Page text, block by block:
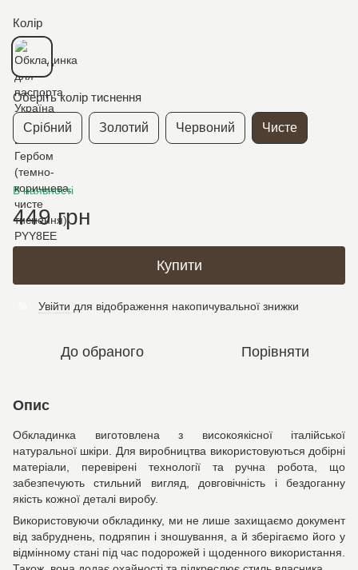
Колір
Оберіть колір тиснення
Срібний Золотий Червоний Чисте
В наявності
449 грн
Купити
Увійти для відображення накопичувальної знижки
До обраного Порівняти
Опис
Обкладинка виготовлена з високоякісної італійської
натуральної шкіри. Для виробництва використовуються добірні
матеріали, перевірені технології та ручна робота, що
забезпечують стильний вигляд, довговічність і бездоганну
якість кожної деталі виробу.
Використовуючи обкладинку, ми не лише захищаємо документ
від забруднень, подряпин і зношування, а й зберігаємо його у
відмінному стані під час подорожей і щоденного використання.